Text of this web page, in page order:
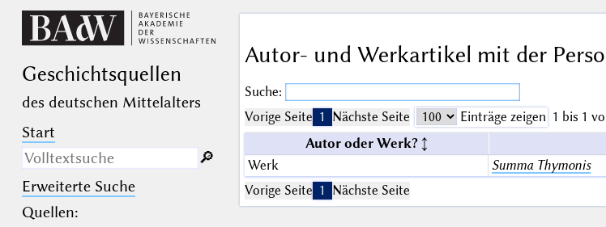
Geschichts­quellen
des deutschen Mittelalters
Start
Nur in Beschreibungs­texten
suchen
🔎︎
Erweiterte Suche
Quellen:
Autor- und Werkartikel mit der
Suche:
Vorige Seite 1 Nächste Seite Einträge zeigen 1 bis 1
Autor oder Werk?
Werk
Summa Thymonis
Vorige Seite 1 Nächste Seite